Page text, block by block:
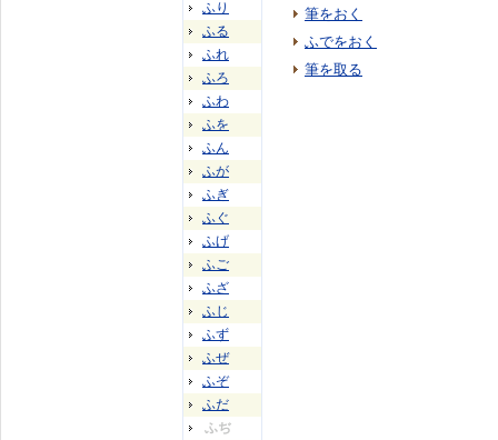
ふり
ふる
ふれ
ふろ
ふわ
ふを
ふん
ふが
ふぎ
ふぐ
ふげ
ふご
ふざ
ふじ
ふず
ふぜ
ふぞ
ふだ
ふぢ
筆をおく
ふでをおく
筆を取る